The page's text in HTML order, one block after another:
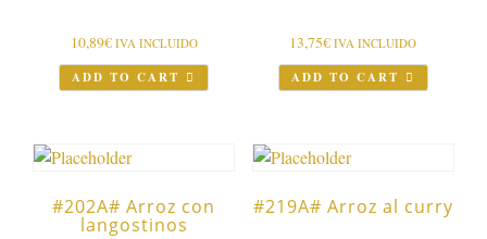
10,89€ IVA INCLUIDO
ADD TO CART
13,75€ IVA INCLUIDO
ADD TO CART
#202A# Arroz con
langostinos
#219A# Arroz al curry